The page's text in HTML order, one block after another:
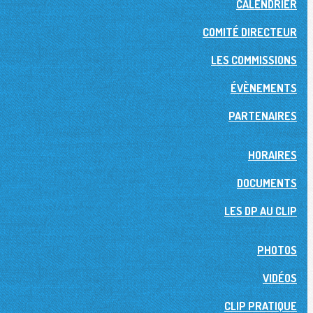
CALENDRIER
COMITÉ DIRECTEUR
LES COMMISSIONS
ÉVÈNEMENTS
PARTENAIRES
HORAIRES
DOCUMENTS
LES DP AU CLIP
PHOTOS
VIDÉOS
CLIP PRATIQUE